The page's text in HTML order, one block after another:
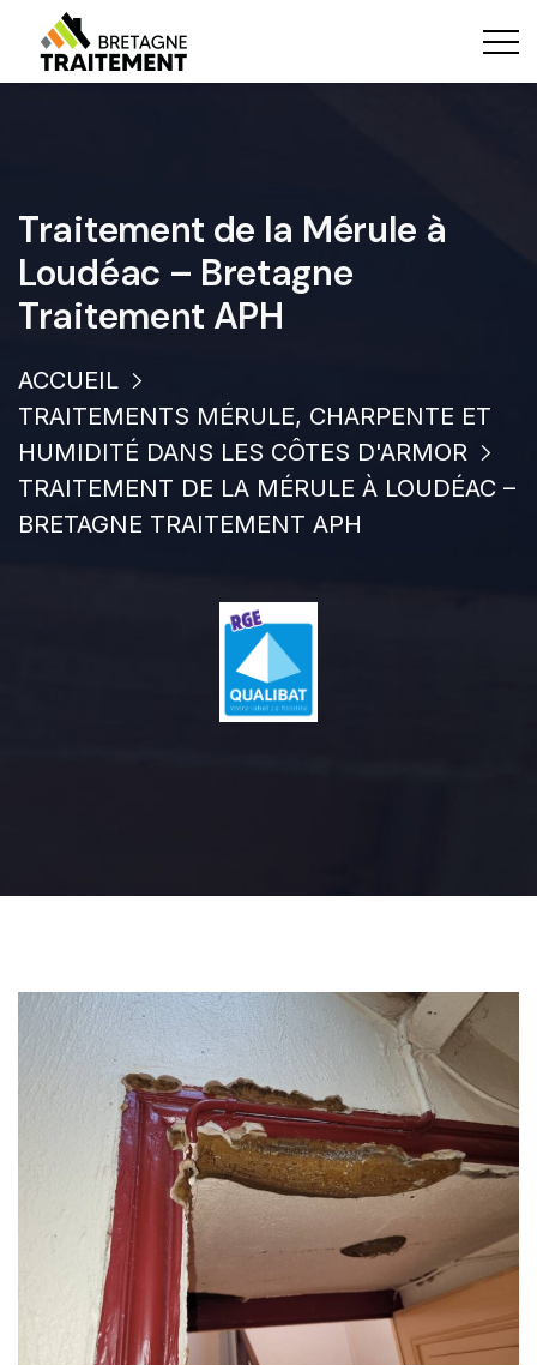
Traitement de la Mérule à
Loudéac – Bretagne
Traitement APH
ACCUEIL
TRAITEMENTS MÉRULE, CHARPENTE ET
HUMIDITÉ DANS LES CÔTES D'ARMOR
TRAITEMENT DE LA MÉRULE À LOUDÉAC –
BRETAGNE TRAITEMENT APH